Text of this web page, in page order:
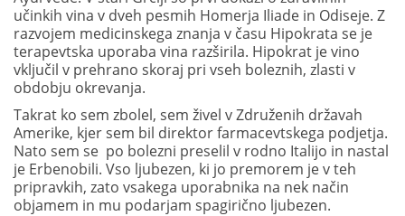
učinkih vina v dveh pesmih Homerja Iliade in Odiseje. Z
razvojem medicinskega znanja v času Hipokrata se je
terapevtska uporaba vina razširila. Hipokrat je vino
vključil v prehrano skoraj pri vseh boleznih, zlasti v
obdobju okrevanja.
Takrat ko sem zbolel, sem živel v Združenih državah
Amerike, kjer sem bil direktor farmacevtskega podjetja.
Nato sem se po bolezni preselil v rodno Italijo in nastal
je Erbenobili. Vso ljubezen, ki jo premorem je v teh
pripravkih, zato vsakega uporabnika na nek način
objamem in mu podarjam spagirično ljubezen.